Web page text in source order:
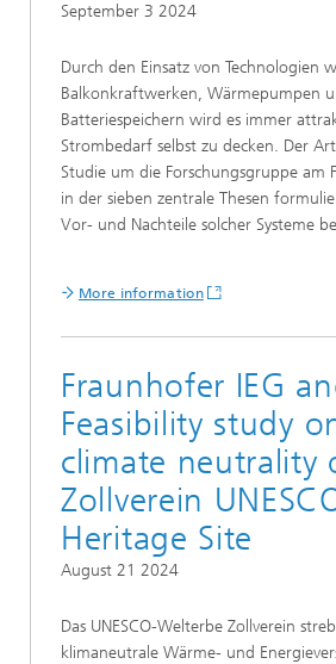
September 3 2024
Durch den Einsatz von Technologien
Balkonkraftwerken, Wärmepumpen
Batteriespeichern wird es immer
Strombedarf selbst zu decken. Der
Studie um die Forschungsgruppe am
in der sieben zentrale Thesen
Vor- und Nachteile solcher Systeme
More information
Fraunhofer IEG
Feasibility study
climate neutrality
Zollverein
Heritage Site
August 21 2024
Das UNESCO-Welterbe Zollverein
klimaneutrale Wärme- und